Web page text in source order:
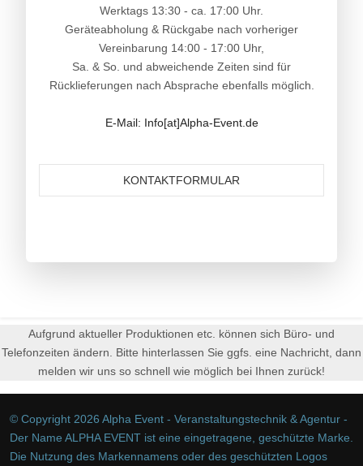
Werktags 13:30 - ca. 17:00 Uhr.
Geräteabholung & Rückgabe nach vorheriger
Vereinbarung 14:00 - 17:00 Uhr,
Sa. & So. und abweichende Zeiten sind für
Rücklieferungen nach Absprache ebenfalls möglich.
E-Mail: Info[at]Alpha-Event.de
KONTAKTFORMULAR
Aufgrund aktueller Produktionen etc. können sich Büro- und
Telefonzeiten ändern. Bitte hinterlassen Sie ggfs. eine Nachricht, dann
melden wir uns so schnell wie möglich bei Ihnen zurück!
© Copyright 2026 Alpha Event - Veranstaltungstechnik & Agentur -
Der Name ALPHA EVENT ist eine eingetragene, geschützte Marke.
Die Nutzung des Markennamens oder des geschützten Logos